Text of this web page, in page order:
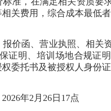
关费用，综合成本最低者
价函、营业执照、相关
证明、培训场地合规证
委托书及被授权人身份证
年2月26日17点